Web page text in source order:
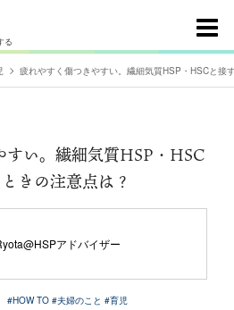
る
疲れやすく傷つきやすい。繊細気質HSP・HSCと接
すい。繊細気質HSP・HSC
きの注意点は？
アドバイザー
#HOW TO #夫婦のこと #育児